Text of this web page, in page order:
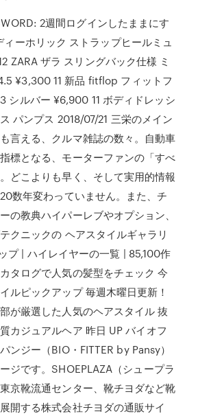
2週間ログインしたままにす
ーホリック ストラップヒールミュ
ZARA ザラ スリングバック仕様 ミ
¥3,300 11 新品 fitflop フィットフ
シルバー ¥6,900 11 ボディドレッシ
パンプス 2018/07/21 三栄のメイン
言える、クルマ雑誌の数々。自動車
標となる、モーターファンの「すべ
どこよりも早く、そして実用的情報
数年変わっていません。また、チ
の教典ハイパーレブやオプション、
クニックの ヘアスタイルギャラリ
プ | ハイレイヤーの一覧 | 85,100作
タログで人気の髪型をチェック 今
ルピックアップ 毎週木曜日更新！
が厳選した人気のヘアスタイル 抜
カジュアルヘア 昨日 UP バイオフ
ンジー（BIO・FITTER by Pansy）
ジです。SHOEPLAZA（シュープラ
京靴流通センター、靴チヨダなど靴
開する株式会社チヨダの通販サイ